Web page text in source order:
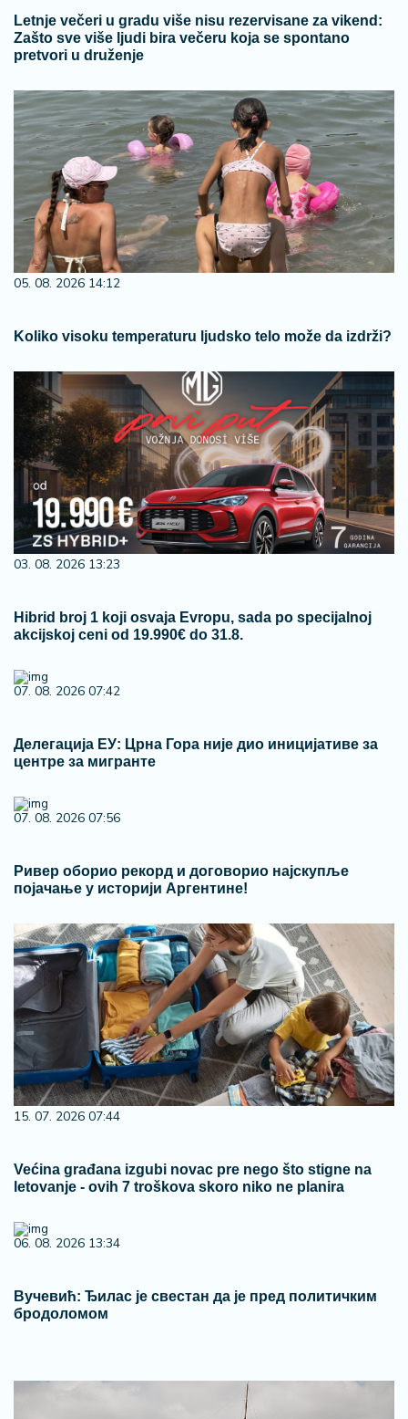
Letnje večeri u gradu više nisu rezervisane za vikend:
Zašto sve više ljudi bira večeru koja se spontano
pretvori u druženje
05. 08. 2026 14:12
Koliko visoku temperaturu ljudsko telo može da izdrži?
03. 08. 2026 13:23
Hibrid broj 1 koji osvaja Evropu, sada po specijalnoj
akcijskoj ceni od 19.990€ do 31.8.
07. 08. 2026 07:42
Делегација ЕУ: Црна Гора није дио иницијативе за
центре за мигранте
07. 08. 2026 07:56
Ривер оборио рекорд и договорио најскупље
појачање у историји Аргентине!
15. 07. 2026 07:44
Većina građana izgubi novac pre nego što stigne na
letovanje - ovih 7 troškova skoro niko ne planira
06. 08. 2026 13:34
Вучевић: Ђилас је свестан да је пред политичким
бродоломом